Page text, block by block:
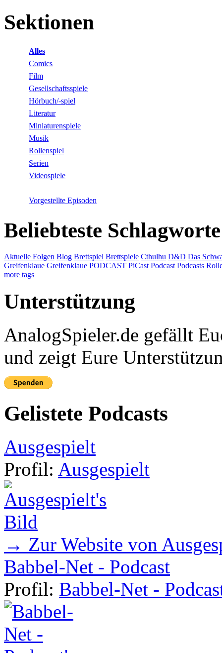
Sektionen
Alles
Comics
Film
Gesellschaftsspiele
Hörbuch/-spiel
Literatur
Miniaturenspiele
Musik
Rollenspiel
Serien
Videospiele
Vorgestellte Episoden
Beliebteste Schlagworte
Aktuelle Folgen Blog Brettspiel Brettspiele Cthulhu D&D Das
Greifenklaue Greifenklaue PODCAST PiCast Podcast Podcasts
more tags
Unterstützung
AnalogSpieler.de gefällt
und zeigt Eure
Gelistete Podcasts
Ausgespielt
Profil: Ausgespielt
→ Zur Website von
Babbel-Net - Podcast
Profil: Babbel-Net -